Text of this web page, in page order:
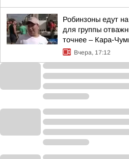
Робинзоны едут
для группы
точнее – Кара-
Вчера, 17:12